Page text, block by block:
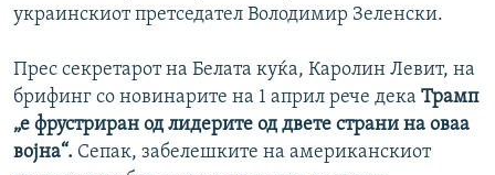
украинскиот претседател Володимир Зеленски.
Прес секретарот на Белата куќа, Каролин Левит, на
брифинг со новинарите на 1 април рече дека Трамп
„е фрустриран од лидерите од двете страни на оваа
војна“. Сепак, забелешките на американскиот